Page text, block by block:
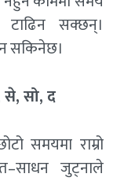
सक्छन्।
सकिनेछ।
सो, द
समयमा राम्रो
जुट्नाले